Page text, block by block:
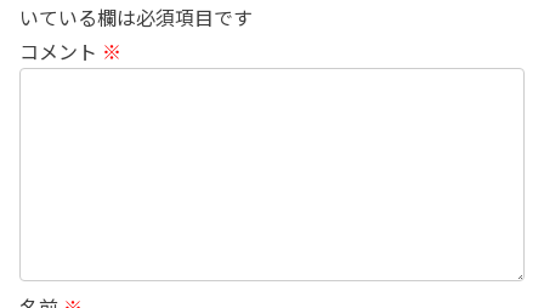
いている欄は必須項目です
コメント ※